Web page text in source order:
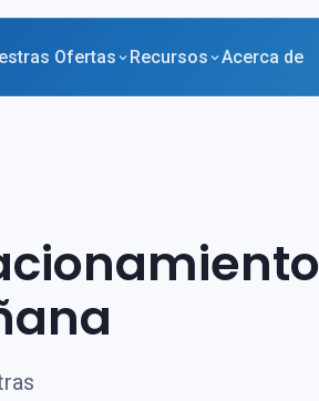
Ofertas Recursos Acerca de